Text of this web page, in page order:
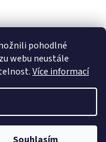
pohodlné
webu neustále
Více informací